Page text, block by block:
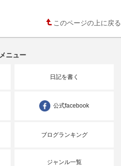
このページの上に戻る
メニュー
日記を書く
公式facebook
ブログランキング
ジャンル一覧